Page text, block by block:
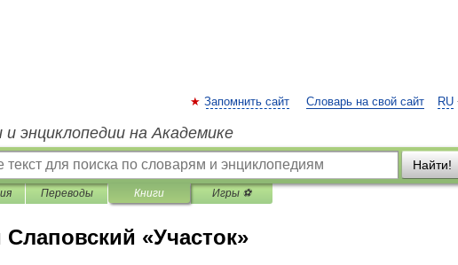
RU
Запомнить сайт Словарь на свой сайт
и энциклопедии на Академике
Найти!
Переводы Книги Игры ⚽
Слаповский «Участок»